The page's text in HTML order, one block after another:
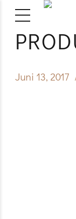
Juni 13, 2017